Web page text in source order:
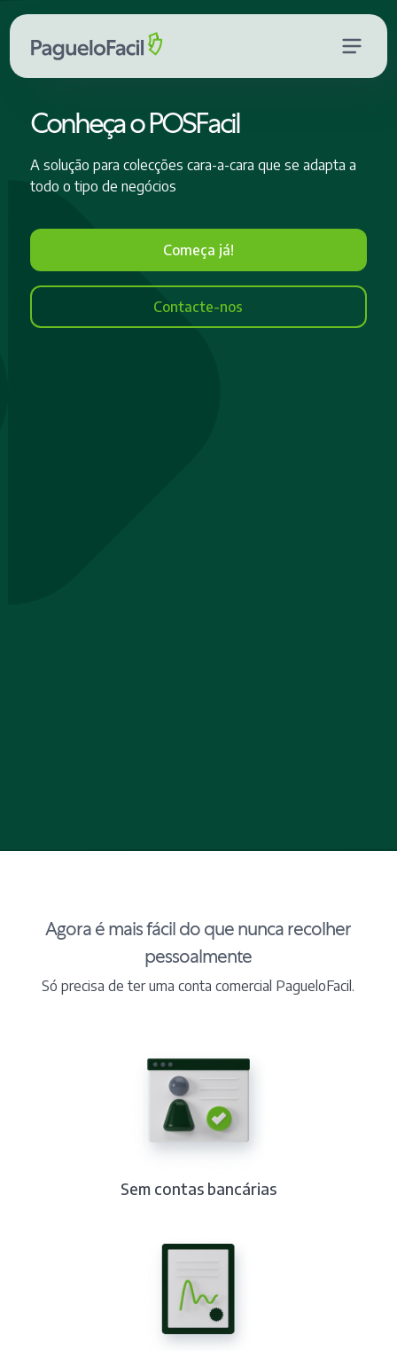
Conheça o POSFacil
A solução para colecções cara-a-cara que se adapta a
todo o tipo de negócios
Começa já!
Contacte-nos
Agora é mais fácil do que nunca recolher
pessoalmente
Só precisa de ter uma conta comercial PagueloFacil.
Sem contas bancárias